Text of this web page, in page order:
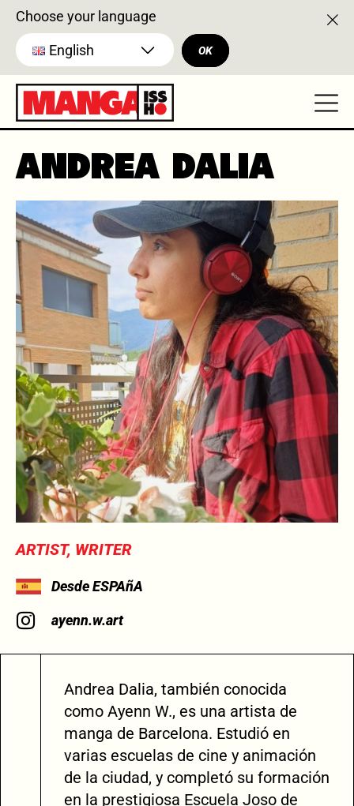
Choose your language
English OK
ANDREA DALIA
ARTIST, WRITER
Desde ESPAñA
ayenn.w.art
Andrea Dalia, también conocida
como Ayenn W., es una artista de
manga de Barcelona. Estudió en
varias escuelas de cine y animación
de la ciudad, y completó su formación
en la prestigiosa Escuela Joso de